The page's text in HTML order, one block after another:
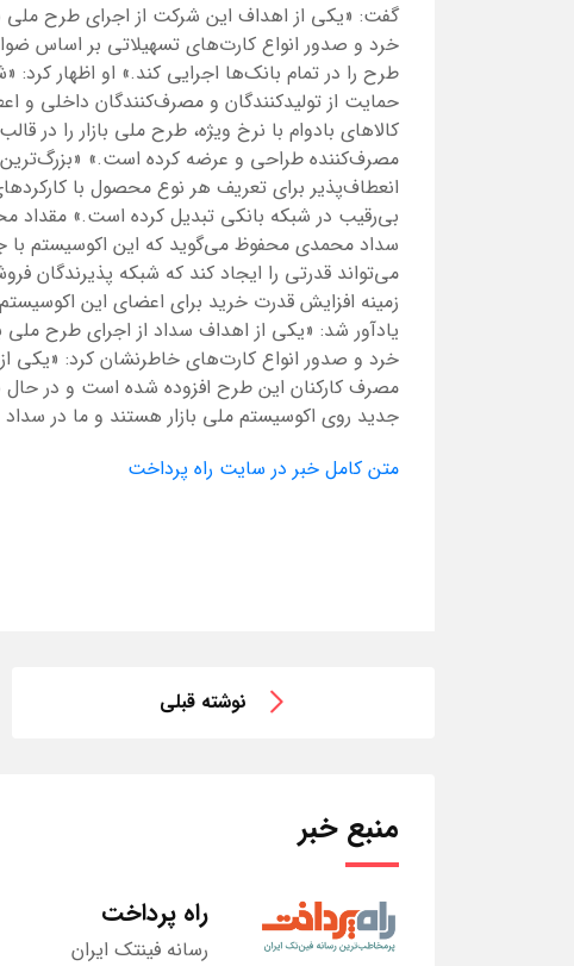
گفت: «یکی از اهداف این شرکت از اجرای طرح ملی
خرد و صدور انواع کارت‌های تسهیلاتی بر اساس
طرح را در تمام بانک‌ها اجرایی کند.» او اظهار
حمایت از تولیدکنندگان و مصرف‌کنندگان داخلی و
کالاهای بادوام با نرخ ویژه، طرح ملی بازار را در
مصرف‌کننده طراحی و عرضه کرده است.»
انعطاف‌پذیر برای تعریف هر نوع محصول با
بی‌رقیب در شبکه بانکی تبدیل کرده است.»
سداد محمدی محفوظ می‌گوید که این اکوسیستم
می‌تواند قدرتی را ایجاد کند که شبکه پذیرندگان
زمینه افزایش قدرت خرید برای اعضای این
یادآور شد: «یکی از اهداف سداد از اجرای طرح ملی
خرد و صدور انواع کارت‌های خاطرنشان کرد: «یکی
مصرف کارکنان این طرح افزوده شده است و در حال
جدید روی اکوسیستم ملی بازار هستند و ما در سداد
متن کامل خبر در سایت راه پرداخت
نوشته قبلی
منبع خبر
راه پرداخت
رسانه فینتک ایران